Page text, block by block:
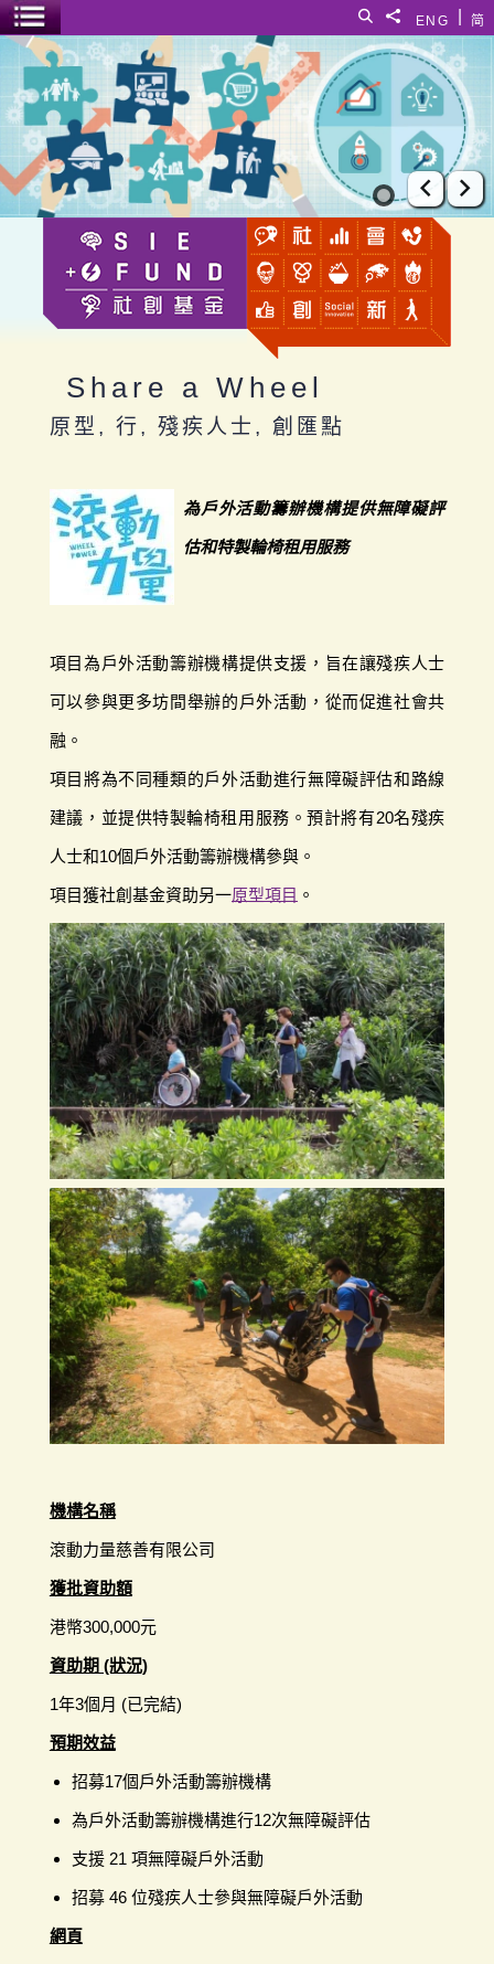
简
ENG
分享給
搜尋
選單開關
Share a Wheel
上一張
下
Share a Wheel
原型, 行, 殘疾人士, 創匯點
為戶外活動籌辦機構提供無障礙評
估和特製輪椅租用服務
項目為戶外活動籌辦機構提供支援，旨在讓殘疾人士
可以參與更多坊間舉辦的戶外活動，從而促進社會共
融。
項目將為不同種類的戶外活動進行無障礙評估和路線
建議，並提供特製輪椅租用服務。預計將有20名殘疾
人士和10個戶外活動籌辦機構參與。
項目獲社創基金資助另一原型項目 。
機構名稱
滾動力量慈善有限公司
獲批資助額
港幣300,000元
資助期 (狀況)
1年3個月 (已完結)
預期效益
招募17個戶外活動籌辦機構
為戶外活動籌辦機構進行12次無障礙評估
支援 21 項無障礙戶外活動
招募 46 位殘疾人士參與無障礙戶外活動
網頁